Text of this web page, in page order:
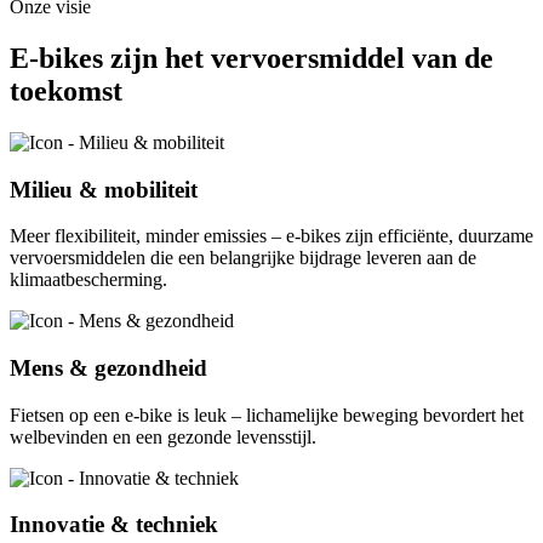
Onze visie
E-bikes zijn het vervoersmiddel van de
toekomst
Milieu & mobiliteit
Meer flexibiliteit, minder emissies – e-bikes zijn efficiënte, duurzame
vervoersmiddelen die een belangrijke bijdrage leveren aan de
klimaatbescherming.
Mens & gezondheid
Fietsen op een e-bike is leuk – lichamelijke beweging bevordert het
welbevinden en een gezonde levensstijl.
Innovatie & techniek